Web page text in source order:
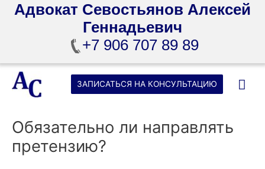
Адвокат Севостьянов Алексей
Геннадьевич
+7 906 707 89 89
Перейти
содержимому
ЗАПИСАТЬСЯ НА КОНСУЛЬТАЦИЮ
Обязательно ли направлять
претензию?